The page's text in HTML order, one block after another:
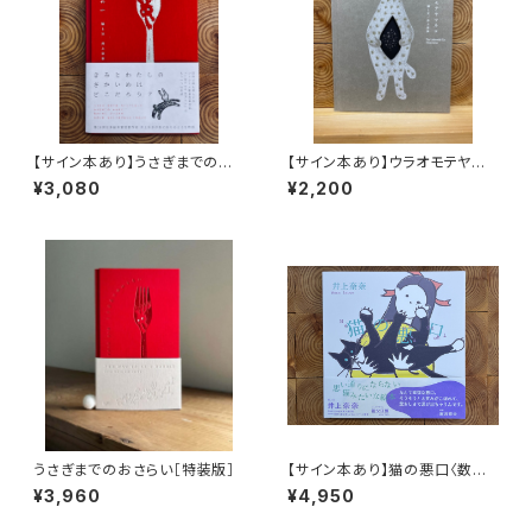
【サイン本あり】うさぎまでのお
さらい［通常版］
¥3,080
【サイン本あり】ウラオモテヤマ
ネコ
¥2,200
うさぎまでのおさらい［特装版］
¥3,960
【サイン本あり】猫の悪口〈数量
限定・オリジナルトート付き〉
¥4,950